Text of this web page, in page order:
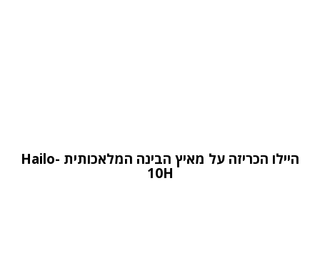
היילו הכריזה על מאיץ הבינה המלאכותית Hailo-
10H